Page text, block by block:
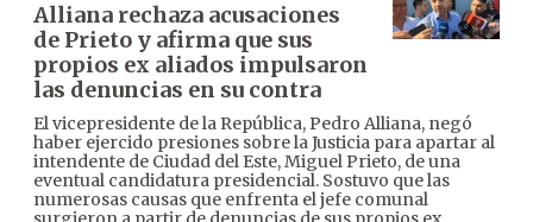
Alliana rechaza acusaciones
de Prieto y afirma que sus
propios ex aliados impulsaron
las denuncias en su contra
El vicepresidente de la República, Pedro Alliana, negó
haber ejercido presiones sobre la Justicia para apartar al
intendente de Ciudad del Este, Miguel Prieto, de una
eventual candidatura presidencial. Sostuvo que las
numerosas causas que enfrenta el jefe comunal